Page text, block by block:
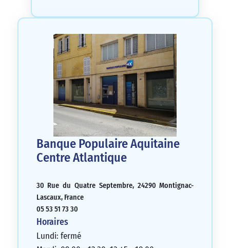
Banque Populaire Aquitaine
Centre Atlantique
30 Rue du Quatre Septembre, 24290 Montignac-
Lascaux, France
05 53 51 73 30
Horaires
Lundi: fermé